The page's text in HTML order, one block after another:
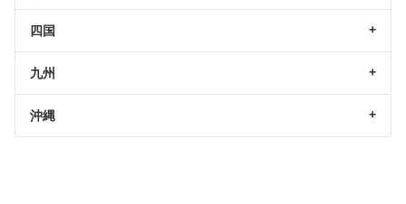
四国
九州
沖縄